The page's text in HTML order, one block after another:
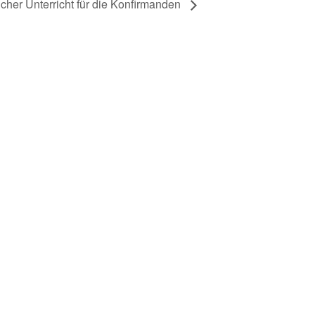
Unterricht für die Konfirmanden